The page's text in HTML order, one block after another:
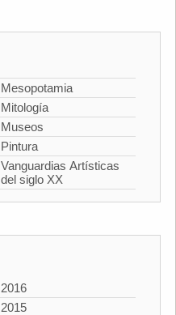
Mesopotamia
Mitología
Museos
Pintura
Vanguardias Artísticas
del siglo XX
2016
2015